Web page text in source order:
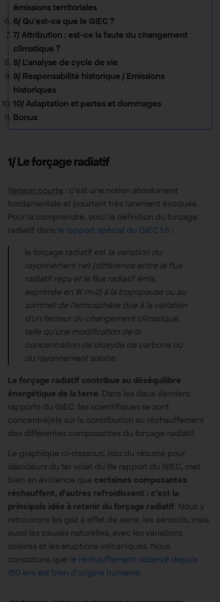
émissions territoriales
6/ Qu’est-ce que le GIEC ?
7/ Attribution : est-ce la faute du changement
climatique ?
8/ L’analyse de cycle de vie
9/ Responsabilité historique / Emissions
historiques
10/ Adaptation et pertes et dommages
Bonus
1/ Le forçage radiatif
Version courte : c’est une notion absolument
fondamentale et pourtant très rarement évoquée.
Pour la comprendre, voici la définition du forçage
radiatif dans le rapport spécial du GIEC 1.5 :
le forçage radiatif est la variation du
rayonnement net (différence entre le flux
radiatif reçu et le flux radiatif émis,
exprimée en W m-2) à la tropopause ou au
sommet de l’atmosphère due à la variation
d’un facteur du changement climatique,
telle qu’une modification de la
concentration de dioxyde de carbone ou
du rayonnement solaire.
Le forçage radiatif contribue au déséquilibre
énergétique de la terre. Dans les deux derniers
rapports du GIEC, les scientifiques se sont
concentré(e)s sur la contribution au réchauffement
des différentes composantes du forçage radiatif.
Le graphique ci-dessous, issu du résumé pour
décideurs du 1er volet du 6e rapport du GIEC, met
bien en évidence que certaines composantes
réchauffent, d’autres refroidissent : c’est la
principale idée à retenir du forçage radiatif. Nous y
retrouvons les gaz à effet de serre, les aérosols, mais
aussi les causes naturelles, avec les variations
solaires et les éruptions volcaniques. Nous
constatons que le réchauffement observé depuis
150 ans est bien d’origine humaine.